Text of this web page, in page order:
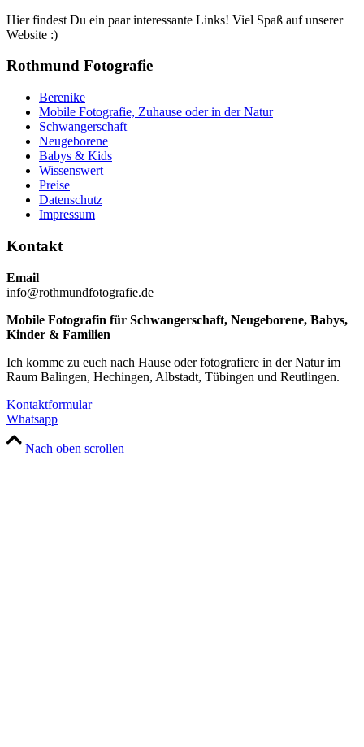
Hier findest Du ein paar interessante Links! Viel Spaß auf unserer
Website :)
Rothmund Fotografie
Berenike
Mobile Fotografie, Zuhause oder in der Natur
Schwangerschaft
Neugeborene
Babys & Kids
Wissenswert
Preise
Datenschutz
Impressum
Kontakt
Email
info@rothmundfotografie.de
Mobile Fotografin für Schwangerschaft, Neugeborene, Babys,
Kinder & Familien
Ich komme zu euch nach Hause oder fotografiere in der Natur im
Raum Balingen, Hechingen, Albstadt, Tübingen und Reutlingen.
Kontaktformular
Whatsapp
Nach oben scrollen